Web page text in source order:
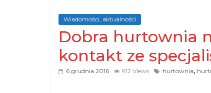
branży
budowlanej
Wiadomości, aktualności
Dobra hurtownia
kontakt ze
6 grudnia 2016 912 Views hurtownia,